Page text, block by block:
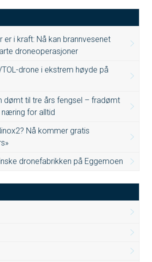
er i kraft: Nå kan brannvesenet
droneoperasjoner
drone i ekstrem høyde på
dømt til tre års fengsel – fradømt
for alltid
Nå kommer gratis
dronefabrikken på Eggemoen